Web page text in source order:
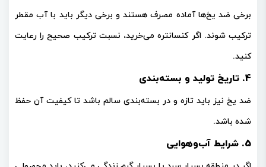
برخی ضد یخ‌هاآماده مصرفهستند و برخی دیگر باید با آب مقطر
ترکیب شوند. اگر کنسانتره می‌خرید، نسبت ترکیب صحیح را رعایت
کنید.
4. تاریخ تولید و بسته‌بندی
ضد یخ نیز باید تازه و در بسته‌بندی سالم باشد تا کیفیت آن حفظ
شده باشد.
5. شرایط آب‌وهوایی